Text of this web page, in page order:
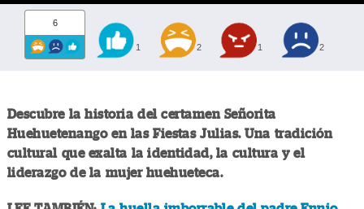
6
1 2 1 2
Descubre la historia del certamen Señorita
Huehuetenango en las Fiestas Julias. Una tradición
cultural que exalta la identidad, la cultura y el
liderazgo de la mujer huehueteca.